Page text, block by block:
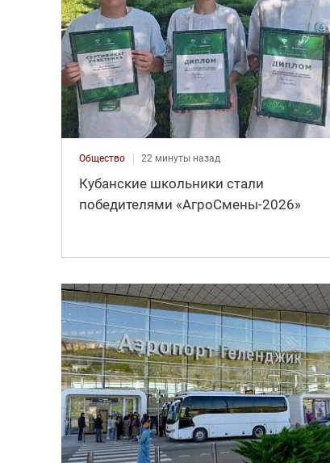
Общество 22 минуты назад
Кубанские школьники стали
победителями «АгроСмены-2026»